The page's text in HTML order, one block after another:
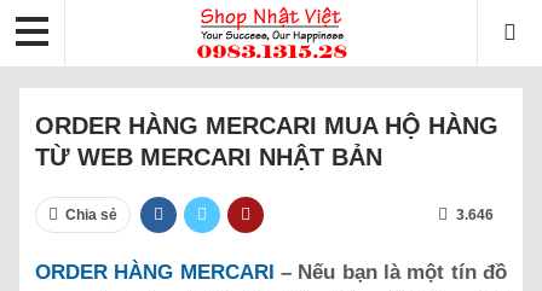
ORDER HÀNG MERCARI MUA HỘ HÀNG
TỪ WEB MERCARI NHẬT BẢN
Chia sẻ 3.646
ORDER HÀNG MERCARI – Nếu bạn là một tín đồ